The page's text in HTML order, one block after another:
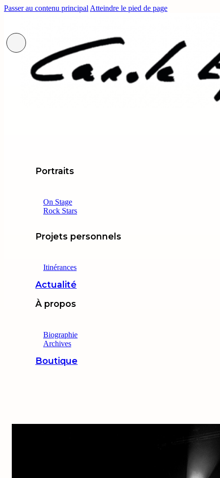
Passer au contenu principal Atteindre le pied de page
Portraits
On Stage
Rock Stars
Projets personnels
Itinérances
Actualité
À propos
Biographie
Archives
Boutique